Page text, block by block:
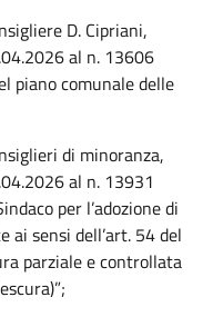
D. Cipriani,
al n. 13606
piano comunale delle
di minoranza,
al n. 13931
per l’adozione di
ai sensi dell’art. 54 del
parziale e controllata